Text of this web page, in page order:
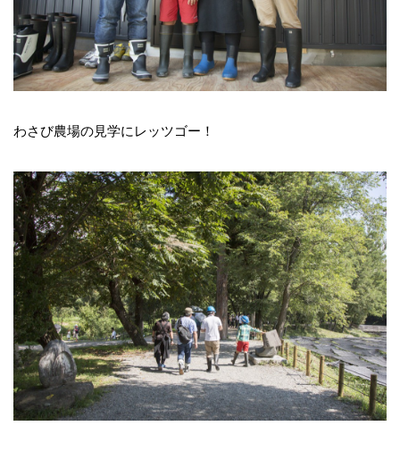
わさび農場の見学にレッツゴー！